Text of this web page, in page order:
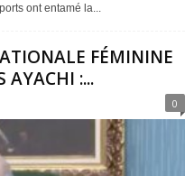
ont entamé la...
FÉMININE
AYACHI :...
0